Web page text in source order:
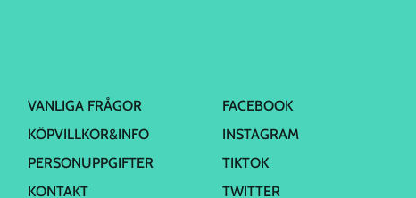
VANLIGA FRÅGOR
KÖPVILLKOR&INFO
PERSONUPPGIFTER
KONTAKT
FACEBOOK
INSTAGRAM
TIKTOK
TWITTER